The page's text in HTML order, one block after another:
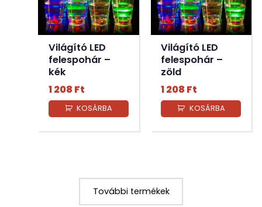
Világító LED
felespohár –
kék
1 208 Ft
KOSÁRBA
Világító LED
felespohár –
zöld
1 208 Ft
KOSÁRBA
További termékek